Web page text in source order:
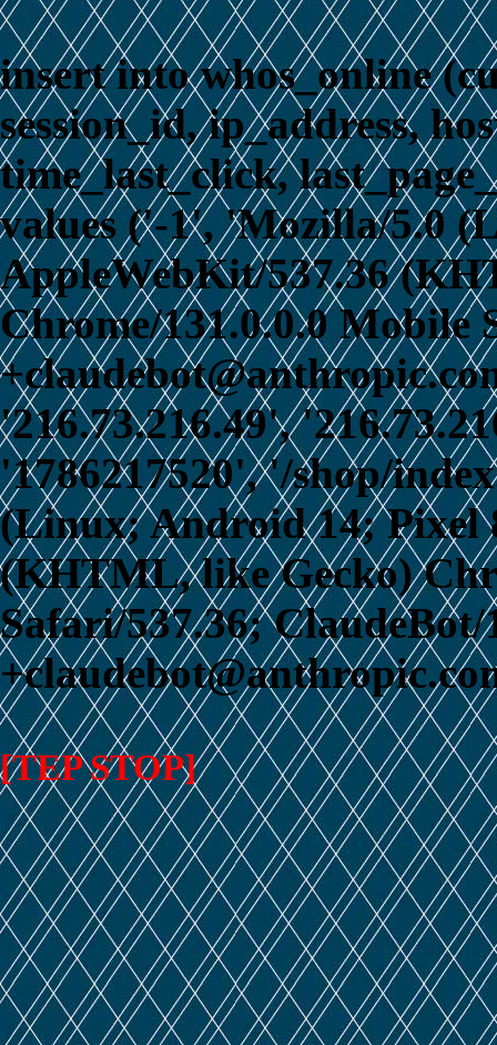
insert into whos_online
session_id, ip_address,
time_last_click,
values ('-1', 'Mozilla/5.0
AppleWebKit/537.36
Chrome/131.0.0.0 Mobile
'216.73.216.49',
'1786217520', '/shop/
(Linux; Android 14; Pixel
(KHTML, like Gecko)
Safari/537.36; ClaudeBot/
[TEP STOP]